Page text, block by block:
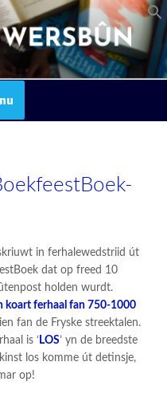
in ferhalewedstriid út
dat op freed 10
holden wurdt.
koart ferhaal fan 750-1000
fan de Fryske streektalen.
is ‘ LOS’ yn de breedste
los komme út detinsje,
op!